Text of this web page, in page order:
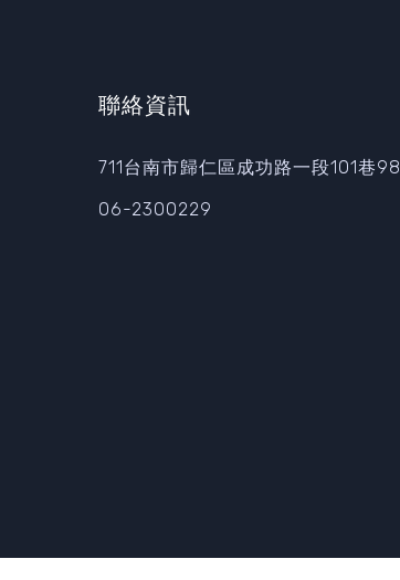
聯絡資訊
711台南市歸仁區成功路一段101巷
06-2300229